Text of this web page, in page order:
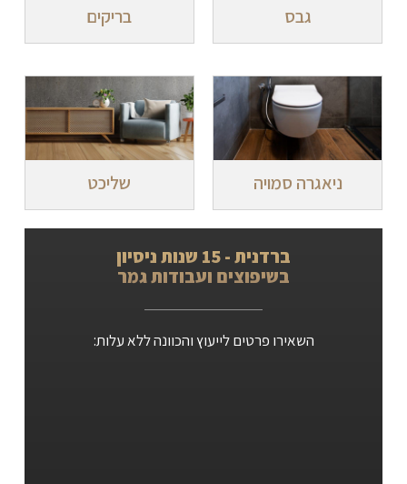
גבס בריקים
ניאגרה סמויה שליכט
ברדנית - 15 שנות ניסיון
בשיפוצים ועבודות גמר
השאירו פרטים לייעוץ והכוונה ללא עלות: